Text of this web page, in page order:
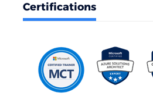
Certifications